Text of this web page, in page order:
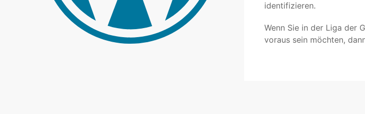
identifizieren.
Wenn Sie in der Liga der
voraus sein möchten,